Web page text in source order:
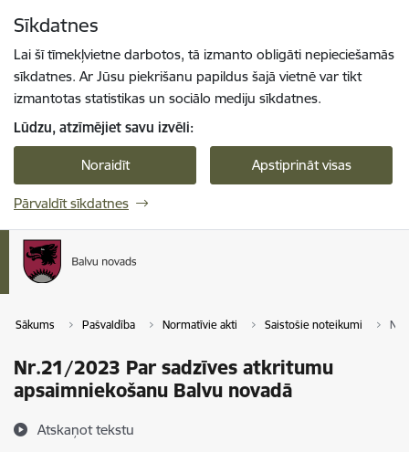
Sīkdatnes
Lai šī tīmekļvietne darbotos, tā izmanto obligāti nepieciešamās
sīkdatnes. Ar Jūsu piekrišanu papildus šajā vietnē var tikt
izmantotas statistikas un sociālo mediju sīkdatnes.
Lūdzu, atzīmējiet savu izvēli:
Noraidīt Apstiprināt visas
Pārvaldīt sīkdatnes
Sākums Pašvaldība Normatīvie akti Saistošie noteikumi
Nr.21/2023 Par sadzīves atkritumu
apsaimniekošanu Balvu novadā
Atskaņot tekstu